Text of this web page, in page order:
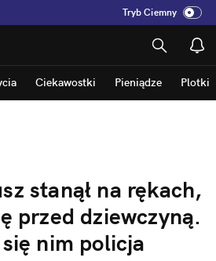
Tryb Ciemny
Ciekawostki Pieniądze Plotki
stanął na rękach,
przed dziewczyną.
nim policja